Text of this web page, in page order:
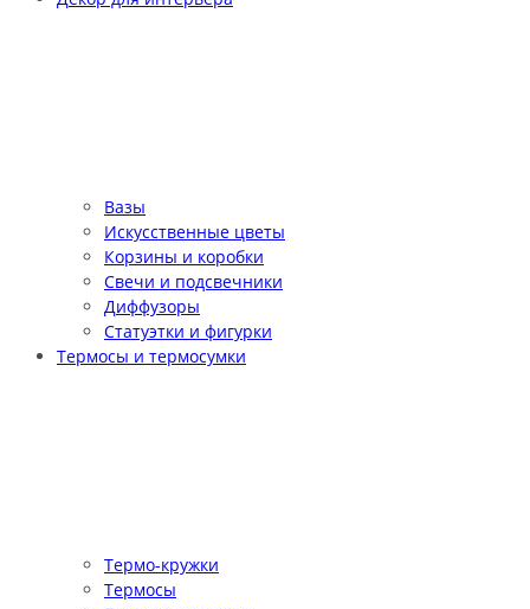
Вазы
Искусственные цветы
Корзины и коробки
Свечи и подсвечники
Диффузоры
Статуэтки и фигурки
Термосы и термосумки
Термо-кружки
Термосы